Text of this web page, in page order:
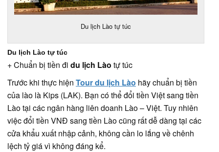
Du lịch Lào tự túc
Du lịch Lào tự túc
+ Chuẩn bị tiền đi du lịch Lào tự túc
Trước khi thực hiện Tour du lịch Lào hãy chuẩn bị tiền
của lào là Kips (LAK). Bạn có thể đổi tiền Việt sang tiền
Lào tại các ngân hàng liên doanh Lào – Việt. Tuy nhiên
việc đổi tiền VNĐ sang tiền Lào cũng rất dễ dàng tại các
cửa khẩu xuất nhập cảnh, không cần lo lắng về chênh
lệch tỷ giá vì không đáng kể.